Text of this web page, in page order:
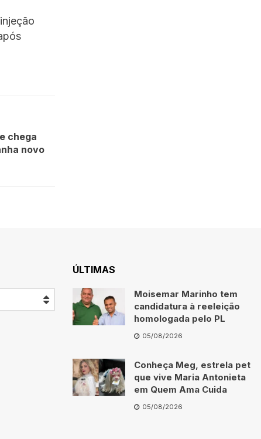
chega
novo
ÚLTIMAS
Moisemar Marinho tem
candidatura à reeleição
homologada pelo PL
05/08/2026
Conheça Meg, estrela pet
que vive Maria Antonieta
em Quem Ama Cuida
05/08/2026